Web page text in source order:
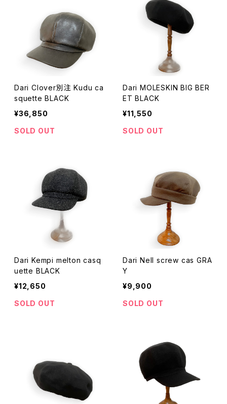
Dari Clover別注 Kudu ca
squette BLACK
¥36,850
SOLD OUT
Dari MOLESKIN BIG BER
ET BLACK
¥11,550
SOLD OUT
Dari Kempi melton casq
uette BLACK
¥12,650
SOLD OUT
Dari Nell screw cas GRA
Y
¥9,900
SOLD OUT